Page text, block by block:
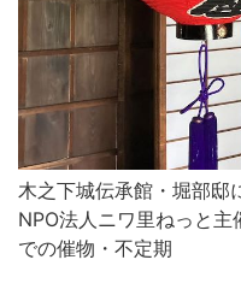
木之下城伝承館・堀部邸
NPO法人ニワ里ねっと
での催物・不定期